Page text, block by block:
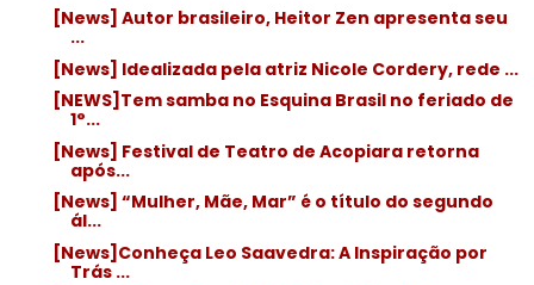
[News] Autor brasileiro, Heitor Zen apresenta seu
...
[News] Idealizada pela atriz Nicole Cordery, rede ...
[NEWS]Tem samba no Esquina Brasil no feriado de
1°...
[News] Festival de Teatro de Acopiara retorna
após...
[News] “Mulher, Mãe, Mar” é o título do segundo
ál...
[News]Conheça Leo Saavedra: A Inspiração por
Trás ...